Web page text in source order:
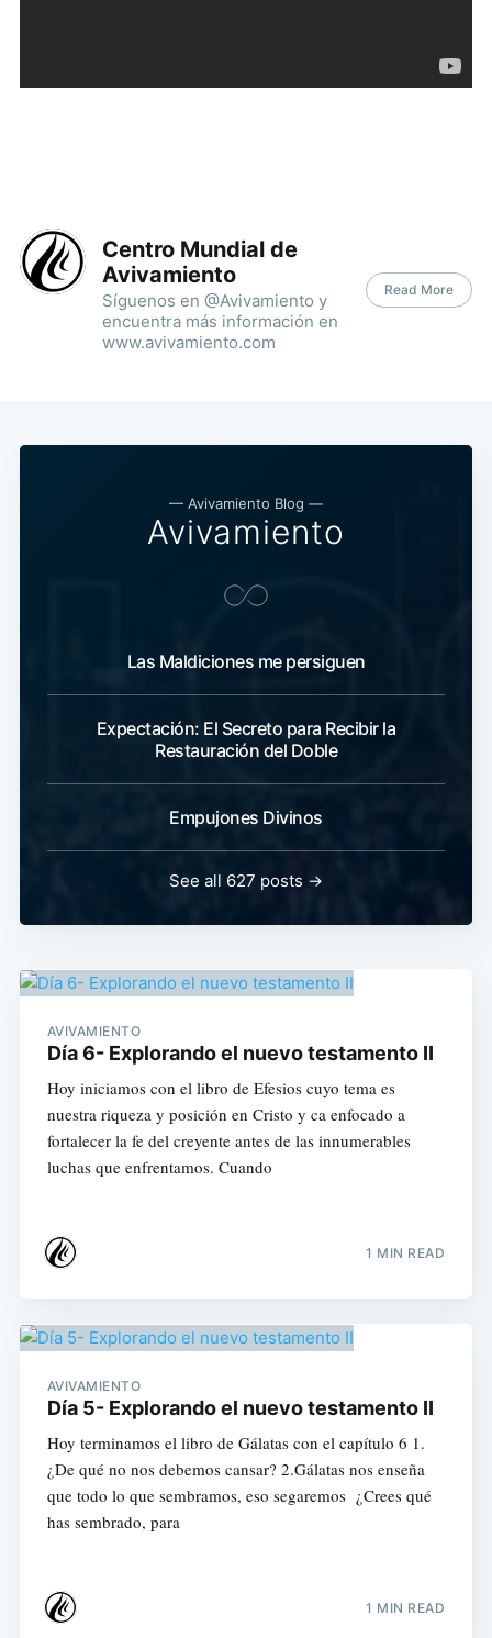
Centro Mundial de
Avivamiento
Síguenos en @Avivamiento y
encuentra más información en
www.avivamiento.com
Read More
— Avivamiento Blog —
Avivamiento
Las Maldiciones me persiguen
Expectación: El Secreto para Recibir la
Restauración del Doble
Empujones Divinos
See all 627 posts →
AVIVAMIENTO
Día 6- Explorando el nuevo testamento II
Hoy iniciamos con el libro de Efesios cuyo tema es
nuestra riqueza y posición en Cristo y ca enfocado a
fortalecer la fe del creyente antes de las innumerables
luchas que enfrentamos. Cuando
1 MIN READ
AVIVAMIENTO
Día 5- Explorando el nuevo testamento II
Hoy terminamos el libro de Gálatas con el capítulo 6 1.
¿De qué no nos debemos cansar? 2.Gálatas nos enseña
que todo lo que sembramos, eso segaremos ¿Crees qué
has sembrado, para
1 MIN READ